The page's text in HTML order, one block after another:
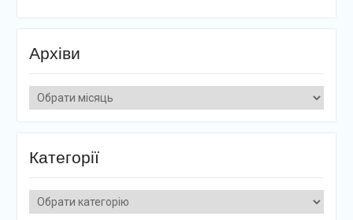
Архіви
Архіви
Категорії
Категорії